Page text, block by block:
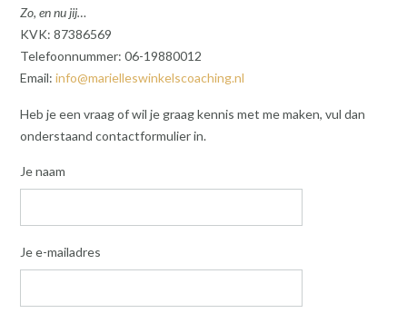
Zo, en nu jij…
KVK: 87386569
Telefoonnummer: 06-19880012
Email: info@marielleswinkelscoaching.nl
Heb je een vraag of wil je graag kennis met me maken, vul dan
onderstaand contactformulier in.
Je naam
Je e-mailadres